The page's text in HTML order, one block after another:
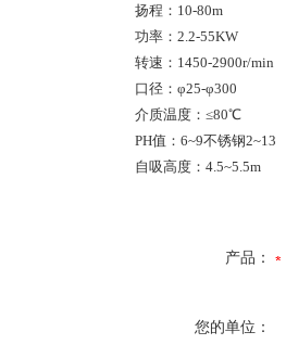
扬程：10-80m
功率：2.2-55KW
转速：1450-2900r/min
口径：φ25-φ300
介质温度：≤80℃
PH值：6~9不锈钢2~13
自吸高度：4.5~5.5m
产品：
您的单位：